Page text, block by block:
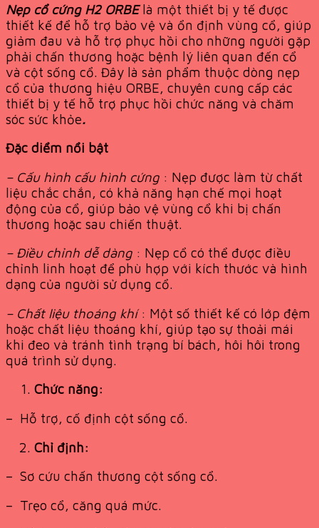
Nẹp cổ cứng H2 ORBElà một thiết bị y tế được
thiết kế để hỗ trợ bảo vệ và ổn định vùng cổ, giúp
giảm đau và hỗ trợ phục hồi cho những người gặp
phải chấn thương hoặc bệnh lý liên quan đến cổ
và cột sống cổ. Đây là sản phẩm thuộc dòng nẹp
cổ của thương hiệu ORBE, chuyên cung cấp các
thiết bị y tế hỗ trợ phục hồi chức năng và chăm
sóc sức khỏe.
Đặc diểm nổi bật
– Cấu hình cấu hình cứng : Nẹp được làm từ chất
liệu chắc chắn, có khả năng hạn chế mọi hoạt
động của cổ, giúp bảo vệ vùng cổ khi bị chấn
thương hoặc sau chiến thuật.
– Điều chỉnh dễ dàng : Nẹp cổ có thể được điều
chỉnh linh hoạt để phù hợp với kích thước và hình
dạng của người sử dụng cổ.
– Chất liệu thoáng khí: Một số thiết kế có lớp đệm
hoặc chất liệu thoáng khí, giúp tạo sự thoải mái
khi đeo và tránh tình trạng bí bách, hôi hôi trong
quá trình sử dụng.
Chức năng:
– Hỗ trợ, cố định cột sống cổ.
Chỉ định:
– Sơ cứu chấn thương cột sống cổ.
– Trẹo cổ, căng quá mức.